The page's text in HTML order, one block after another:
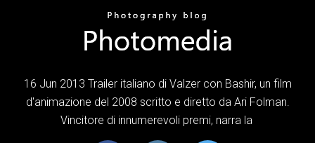
16 Jun 2013 Trailer italiano di Valzer con Bashir, un film
d'animazione del 2008 scritto e diretto da Ari Folman.
Vincitore di innumerevoli premi, narra la